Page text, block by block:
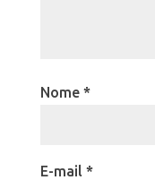
Nome *
E-mail *